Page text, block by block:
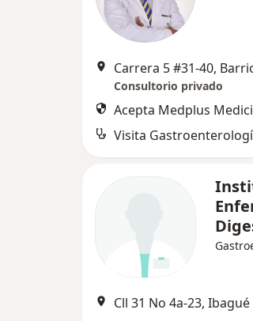
Carrera 5 #31-40,
Consultorio privado
Acepta Medplus
Visita
Cll 31 No 4a-23, Ibagué